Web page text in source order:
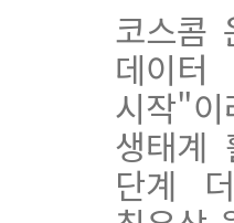
코스콤
데이
시작"
생태계
단계